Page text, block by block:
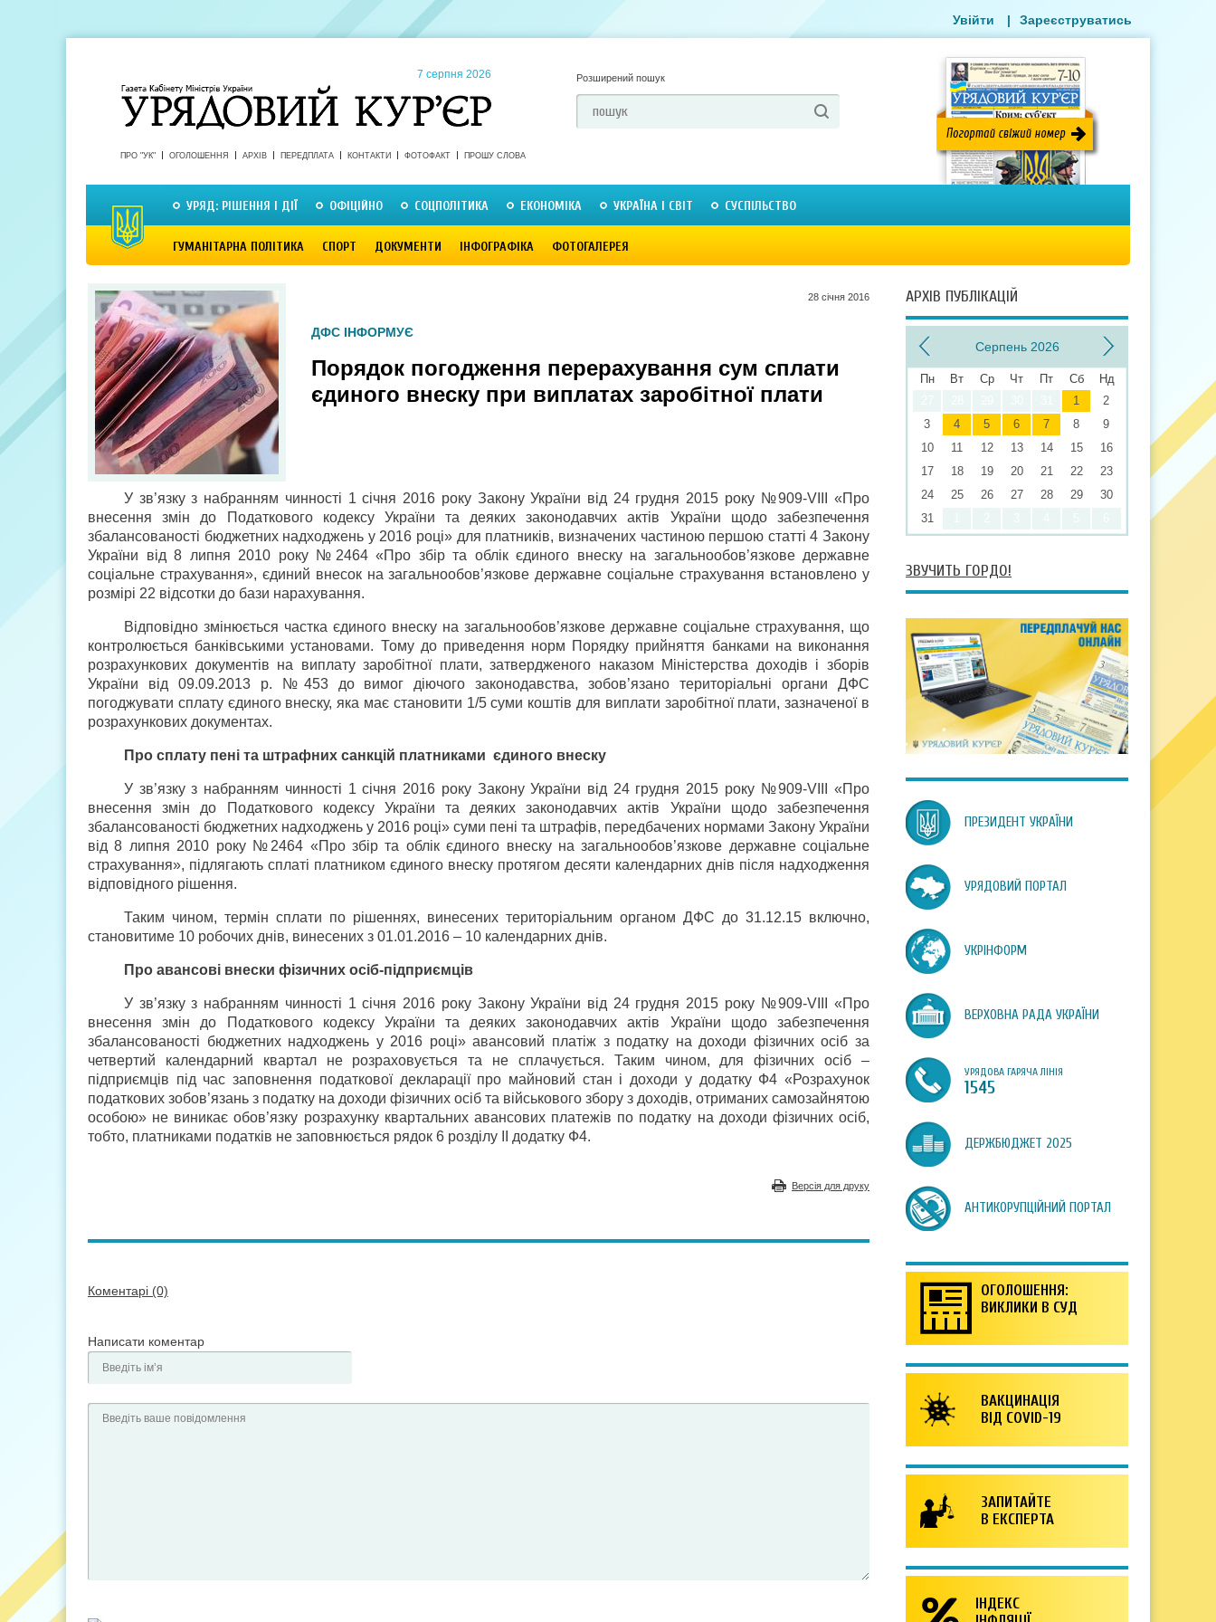
7 серпня 2026 Розширений пошук
ПРО "УК" ОГОЛОШЕННЯ АРХІВ ПЕРЕДПЛАТА КОНТАКТИ ФОТОФАКТ ПРОШУ СЛОВА
УРЯД: РІШЕННЯ І ДІЇ ОФІЦІЙНО СОЦПОЛІТИКА ЕКОНОМІКА УКРАЇНА І СВІТ СУСПІЛЬСТВО
ГУМАНІТАРНА ПОЛІТИКА СПОРТ ДОКУМЕНТИ ІНФОГРАФІКА ФОТОГАЛЕРЕЯ
Увійти | Зареєструватись
28 сiчня 2016
ДФС ІНФОРМУЄ
Порядок погодження перерахування сум сплати
єдиного внеску при виплатах заробітної плати
У зв’язку з набранням чинності 1 січня 2016 року Закону України від 24 грудня 2015 року №909-VІІІ «Про
внесення змін до Податкового кодексу України та деяких законодавчих актів України щодо забезпечення
збалансованості бюджетних надходжень у 2016 році» для платників, визначених частиною першою статті 4 Закону
України від 8 липня 2010 року №2464 «Про збір та облік єдиного внеску на загальнообов’язкове державне
соціальне страхування», єдиний внесок на загальнообов’язкове державне соціальне страхування встановлено у
розмірі 22 відсотки до бази нарахування.
Відповідно змінюється частка єдиного внеску на загальнообов’язкове державне соціальне страхування, що
контролюється банківськими установами. Тому до приведення норм Порядку прийняття банками на виконання
розрахункових документів на виплату заробітної плати, затвердженого наказом Міністерства доходів і зборів
України від 09.09.2013 р. №453 до вимог діючого законодавства, зобов’язано територіальні органи ДФС
погоджувати сплату єдиного внеску, яка має становити 1/5 суми коштів для виплати заробітної плати, зазначеної в
розрахункових документах.
Про сплату пені та штрафних санкцій платниками єдиного внеску
У зв’язку з набранням чинності 1 січня 2016 року Закону України від 24 грудня 2015 року №909-VІІІ «Про
внесення змін до Податкового кодексу України та деяких законодавчих актів України щодо забезпечення
збалансованості бюджетних надходжень у 2016 році» суми пені та штрафів, передбачених нормами Закону України
від 8 липня 2010 року №2464 «Про збір та облік єдиного внеску на загальнообов’язкове державне соціальне
страхування», підлягають сплаті платником єдиного внеску протягом десяти календарних днів після надходження
відповідного рішення.
Таким чином, термін сплати по рішеннях, винесених територіальним органом ДФС до 31.12.15 включно,
становитиме 10 робочих днів, винесених з 01.01.2016 – 10 календарних днів.
Про авансові внески фізичних осіб-підприємців
У зв’язку з набранням чинності 1 січня 2016 року Закону України від 24 грудня 2015 року №909-VІІІ «Про
внесення змін до Податкового кодексу України та деяких законодавчих актів України щодо забезпечення
збалансованості бюджетних надходжень у 2016 році» авансовий платіж з податку на доходи фізичних осіб за
четвертий календарний квартал не розраховується та не сплачується. Таким чином, для фізичних осіб –
підприємців під час заповнення податкової декларації про майновий стан і доходи у додатку Ф4 «Розрахунок
податкових зобов’язань з податку на доходи фізичних осіб та військового збору з доходів, отриманих самозайнятою
особою» не виникає обов’язку розрахунку квартальних авансових платежів по податку на доходи фізичних осіб,
тобто, платниками податків не заповнюється рядок 6 розділу ІІ додатку Ф4.
Версія для друку
Коментарі (0)
Написати коментар
АРХІВ ПУБЛІКАЦІЙ
Серпень 2026
Пн Вт Ср Чт Пт Сб
Нд
1
2
3
4 5 6 7 8
9
10
11 12 13 14 15
16
17
18 19 20 21 22
23
24
25 26 27 28 29
30
31
ЗВУЧИТЬ ГОРДО!
ПРЕЗИДЕНТ УКРАЇНИ
УРЯДОВИЙ ПОРТАЛ
УКРІНФОРМ
ВЕРХОВНА РАДА УКРАЇНИ
УРЯДОВА ГАРЯЧА ЛІНІЯ
1545
ДЕРЖБЮДЖЕТ 2025
АНТИКОРУПЦІЙНИЙ ПОРТАЛ
ОГОЛОШЕННЯ:
ВИКЛИКИ В СУД
ВАКЦИНАЦІЯ
ВІД COVID-19
ЗАПИТАЙТЕ
В ЕКСПЕРТА
ІНДЕКС